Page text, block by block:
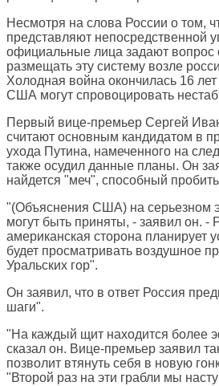
Несмотря на слова России о том,
представляют непосредственной
официальные лица задают вопрос
размещать эту систему возле
Холодная война окончилась 16
США могут спровоцировать
Первый вице-премьер Сергей
считают основным кандидатом в
ухода Путина, намеченного на
также осудил данные планы. Он
найдется "меч", способный
"(Объяснения США) на серьезном
могут быть приняты, - заявил он. -
американская сторона планирует
будет просматривать воздушное
Уральских гор".
Он заявил, что в ответ Россия
шаги".
"На каждый щит находится более
сказал он. Вице-премьер заявил
позволит втянуть себя в новую
"Второй раз на эти грабли мы